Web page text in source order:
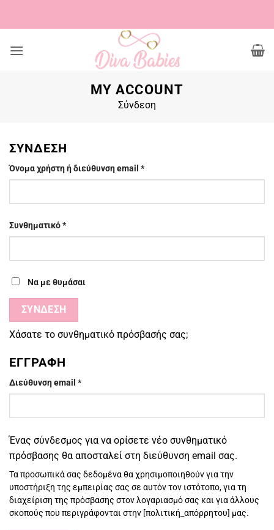
MY ACCOUNT
Σύνδεση
ΣΎΝΔΕΣΗ
Όνομα χρήστη ή διεύθυνση email *Απαιτείται
Συνθηματικό*Απαιτείται
Να με θυμάσαι
ΣΎΝΔΕΣΗ
Χάσατε το συνθηματικό πρόσβασής σας;
ΕΓΓΡΑΦΉ
Διεύθυνση email *Απαιτείται
Ένας σύνδεσμος για να ορίσετε νέο συνθηματικό
πρόσβασης θα αποσταλεί στη διεύθυνση email σας.
Τα προσωπικά σας δεδομένα θα χρησιμοποιηθούν για την
υποστήριξη της εμπειρίας σας σε αυτόν τον ιστότοπο, για τη
διαχείριση της πρόσβασης στον λογαριασμό σας και για άλλους
σκοπούς που περιγράφονται στην [πολιτική_απόρρητου] μας.